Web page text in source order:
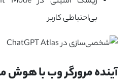
بی‌احتیاطی کاربر
آینده مرورگر وب با